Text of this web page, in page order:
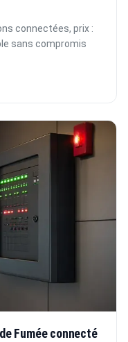
connectées, prix :
sans compromis
Fumée connecté